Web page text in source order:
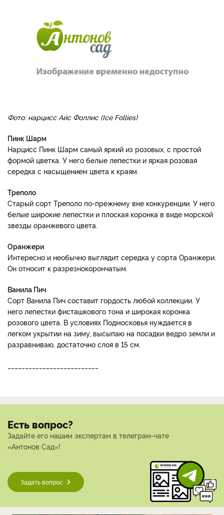
Фото: нарцисс Айс Фоллис (Ice Follies)
Пинк Шарм
Нарцисс Пинк Шарм самый яркий из розовых, с простой
формой цветка. У него белые лепестки и яркая розовая
середка с насыщением цвета к краям.
Треполо
Старый сорт Треполо по-прежнему вне конкуренции. У него
белые широкие лепестки и плоская коронка в виде морской
звезды оранжевого цвета.
Оранжери
Интересно и необычно выглядит середка у сорта Оранжери.
Он относит к разрезнокорончатым.
Ванила Пич
Сорт Ванила Пич составит гордость любой коллекции. У
него лепестки фисташкового тона и широкая коронка
розового цвета. В условиях Подмосковья нуждается в
легком укрытии на зиму, высыпаю на посадки ведро земли и
разравниваю, достаточно слоя в 15 см.
Есть вопрос?
Задайте его нашим экспертам в телеграм-чате
«Антонов Сад»!
Задать вопрос